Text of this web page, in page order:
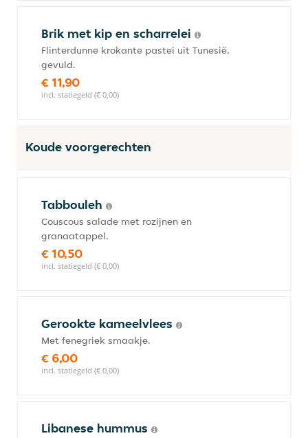
Brik met kip en scharrelei
Flinterdunne krokante pastei uit Tunesië,
gevuld.
€ 11,90
incl. statiegeld (€ 0,00)
Koude voorgerechten
Tabbouleh
Couscous salade met rozijnen en
granaatappel.
€ 10,50
incl. statiegeld (€ 0,00)
Gerookte kameelvlees
Met fenegriek smaakje.
€ 6,00
incl. statiegeld (€ 0,00)
Libanese hummus